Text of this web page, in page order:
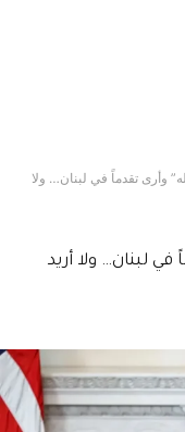
وأرى تقدماً في لبنان… ولا
لبنان… ولا أريد